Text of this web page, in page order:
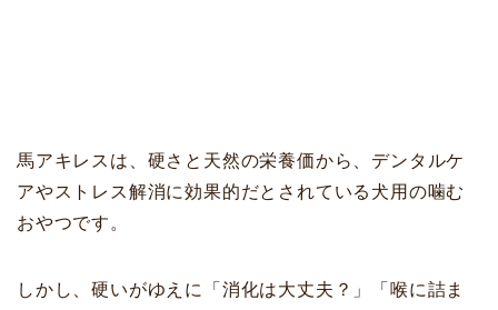
馬アキレスは、硬さと天然の栄養価から、デンタルケ
アやストレス解消に効果的だとされている犬用の噛む
おやつです。
しかし、硬いがゆえに「消化は大丈夫？」「喉に詰ま